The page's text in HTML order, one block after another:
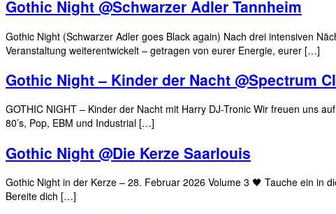
Gothic Night @Schwarzer Adler Tannheim
Gothic Night (Schwarzer Adler goes Black again) Nach drei intensiven
Veranstaltung weiterentwickelt – getragen von eurer Energie, eurer […]
Gothic Night – Kinder der Nacht @Spectrum
GOTHIC NIGHT – Kinder der Nacht mit Harry DJ-Tronic Wir freuen uns
80’s, Pop, EBM und Industrial […]
Gothic Night @Die Kerze Saarlouis
Gothic Night in der Kerze – 28. Februar 2026 Volume 3 🖤 Tauche ein in
Bereite dich […]